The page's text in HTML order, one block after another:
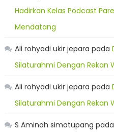
Hadirkan Kelas Podcast
Mendatang
Ali rohyadi ukir jepara pada
Silaturahmi Dengan Rekan
Ali rohyadi ukir jepara pada
Silaturahmi Dengan Rekan
S Aminah simatupang pada